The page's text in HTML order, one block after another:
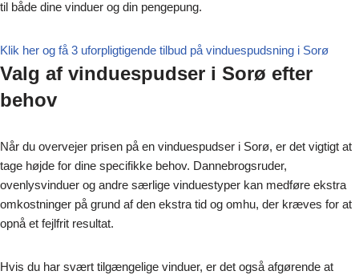
til både dine vinduer og din pengepung.
Klik her og få 3 uforpligtigende tilbud på vinduespudsning i Sorø
Valg af vinduespudser i Sorø efter
behov
Når du overvejer prisen på en vinduespudser i Sorø, er det vigtigt at
tage højde for dine specifikke behov. Dannebrogsruder,
ovenlysvinduer og andre særlige vinduestyper kan medføre ekstra
omkostninger på grund af den ekstra tid og omhu, der kræves for at
opnå et fejlfrit resultat.
Hvis du har svært tilgængelige vinduer, er det også afgørende at